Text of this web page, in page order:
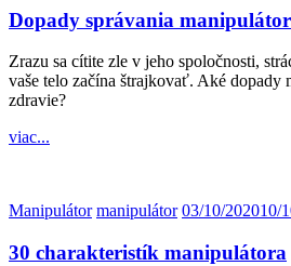
Dopady správania
Zrazu sa cítite zle v jeho spoločnosti,
vaše telo začína štrajkovať. Aké dopady
zdravie?
viac...
Manipulátor manipulátor 03/10/202010/
30 charakteristík manipulátora